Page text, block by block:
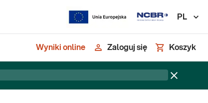
PL
Wyniki online Zaloguj się Koszyk